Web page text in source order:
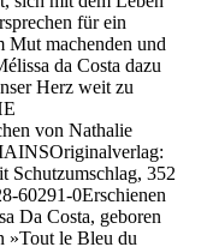
für ein
Mut machenden und
da Costa dazu
Herz weit zu
von Nathalie
Schutzumschlag, 352
60291-0Erschienen
Da Costa, geboren
»Tout le Bleu du